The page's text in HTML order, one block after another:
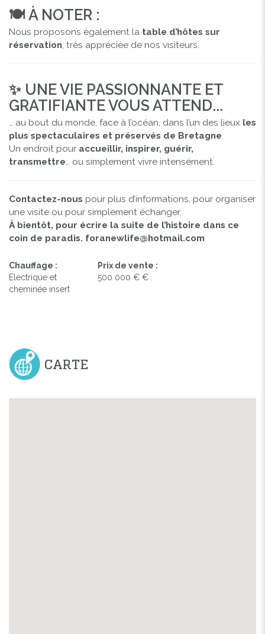
🍽️ À NOTER :
Nous proposons également la table d’hôtes sur
réservation, très appréciée de nos visiteurs.
✨ UNE VIE PASSIONNANTE ET
GRATIFIANTE VOUS ATTEND...
… au bout du monde, face à l’océan, dans l’un des lieux les
plus spectaculaires et préservés de Bretagne.
Un endroit pour accueillir, inspirer, guérir,
transmettre… ou simplement vivre intensément.
Contactez-nous pour plus d’informations, pour organiser
une visite ou pour simplement échanger.
À bientôt, pour écrire la suite de l’histoire dans ce
coin de paradis. foranewlife@hotmail.com
Chauffage :
Electrique et
cheminée insert
Prix de vente :
500 000 € € .
CARTE